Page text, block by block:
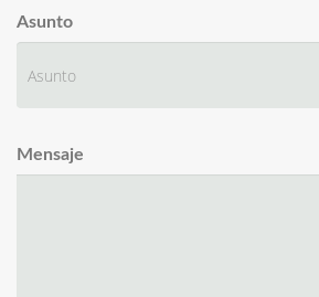
Asunto
Mensaje